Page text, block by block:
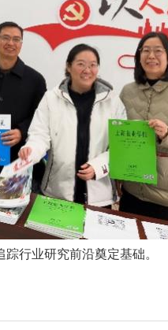
行业研究前沿奠定基础。